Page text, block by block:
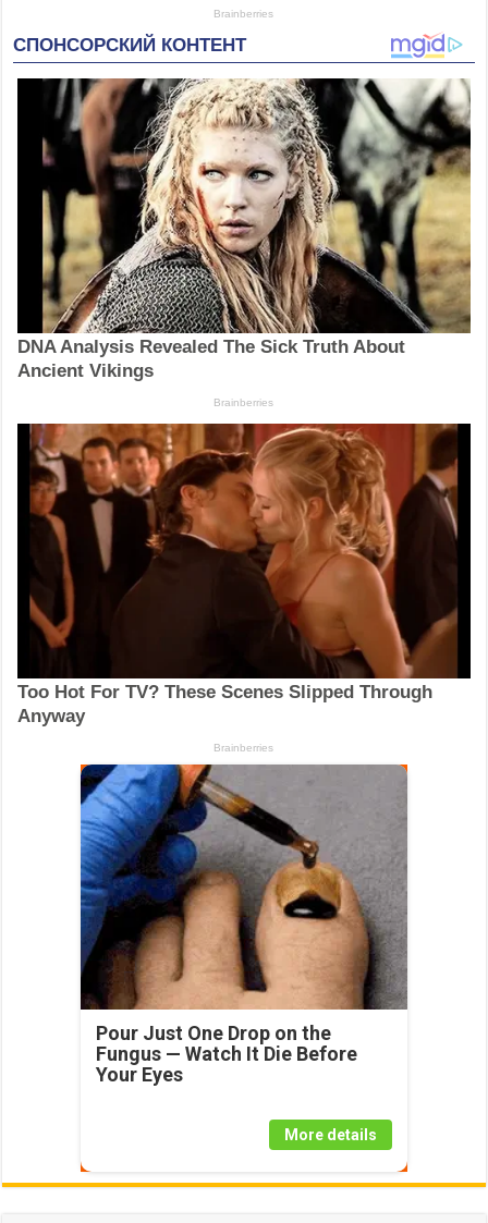
Pour Just One Drop on the
Fungus — Watch It Die Before
Your Eyes
More details